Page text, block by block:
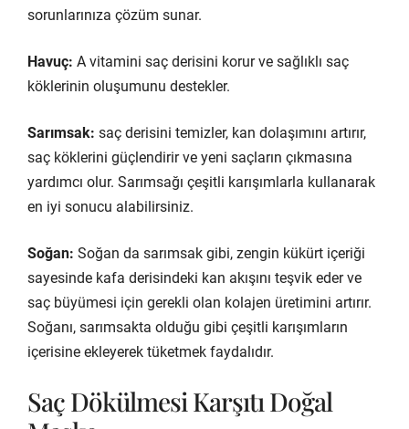
sorunlarınıza çözüm sunar.
Havuç: A vitamini saç derisini korur ve sağlıklı saç
köklerinin oluşumunu destekler.
Sarımsak: saç derisini temizler, kan dolaşımını artırır,
saç köklerini güçlendirir ve yeni saçların çıkmasına
yardımcı olur. Sarımsağı çeşitli karışımlarla kullanarak
en iyi sonucu alabilirsiniz.
Soğan: Soğan da sarımsak gibi, zengin kükürt içeriği
sayesinde kafa derisindeki kan akışını teşvik eder ve
saç büyümesi için gerekli olan kolajen üretimini artırır.
Soğanı, sarımsakta olduğu gibi çeşitli karışımların
içerisine ekleyerek tüketmek faydalıdır.
Saç Dökülmesi Karşıtı Doğal